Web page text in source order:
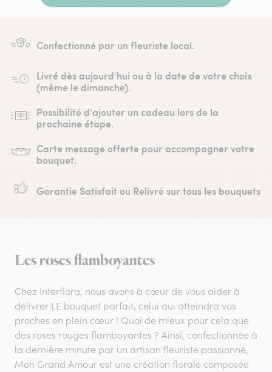
Confectionné par un fleuriste local.
Livré dès aujourd'hui ou à la date de votre choix
(même le dimanche).
Possibilité d'ajouter un cadeau lors de la
prochaine étape.
Carte message offerte pour accompagner votre
bouquet.
Garantie Satisfait ou Relivré sur tous les bouquets
Les roses flamboyantes
Chez Interflora, nous avons à cœur de vous aider à
délivrer LE bouquet parfait, celui qui atteindra vos
proches en plein cœur ! Quoi de mieux pour cela que
des roses rouges flamboyantes ? Ainsi, confectionnée à
la dernière minute par un artisan fleuriste passionné,
Mon Grand Amour est une création florale composée